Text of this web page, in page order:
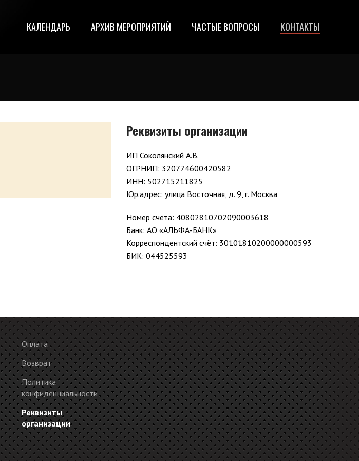
КАЛЕНДАРЬ АРХИВ МЕРОПРИЯТИЙ ЧАСТЫЕ ВОПРОСЫ КОНТАКТЫ
Реквизиты организации
ИП Соколянский А.В.
ОГРНИП: 320774600420582
ИНН: 502715211825
Юр.адрес: улица Восточная, д. 9, г. Москва
Номер счёта: 40802810702090003618
Банк: АО «АЛЬФА-БАНК»
Корреспондентский счёт: 30101810200000000593
БИК: 044525593
Оплата
Возврат
Политика
конфиденциальности
Реквизиты
организации